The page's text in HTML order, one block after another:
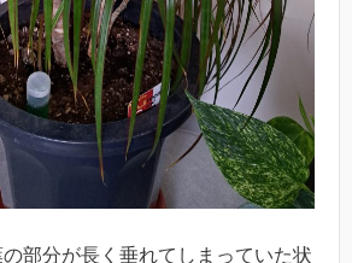
部分が長く垂れてしまっていた状